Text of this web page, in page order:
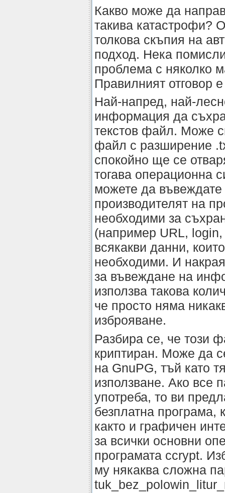
Какво може да
такива катастрофи?
толкова скъпия на
подход. Нека
проблема с няколко
Правилният отговор
Най-напред, най-
информация да
текстов файл. Може
файл с разширение
спокойно ще се
тогава операционна
можете да въвеждате
производителят на
необходими за
(например URL,
всякакви данни,
необходими. И
за въвеждане на
използва такова
че просто няма
изброяване.
Разбира се, че този
криптиран. Може да
на GnuPG, тъй като
използване. Ако все
употреба, то ви
безплатна програма,
както и графичен
за всички основни
програмата ccrypt.
му някаква сложна